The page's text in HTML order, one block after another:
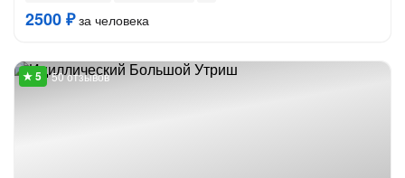
2500 ₽за человека
50 отзывов